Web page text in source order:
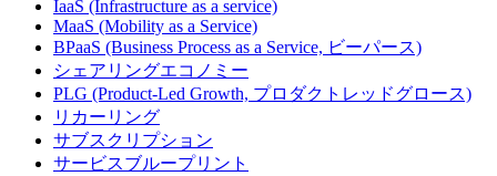
IaaS (Infrastructure as a service)
MaaS (Mobility as a Service)
BPaaS (Business Process as a Service, ビーパース)
シェアリングエコノミー
PLG (Product-Led Growth, プロダクトレッドグロース)
リカーリング
サブスクリプション
サービスブループリント